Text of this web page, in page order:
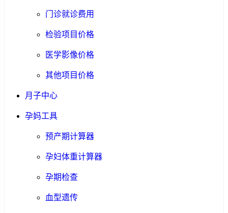
门诊就诊费用
检验项目价格
医学影像价格
其他项目价格
月子中心
孕妈工具
预产期计算器
孕妇体重计算器
孕期检查
血型遗传